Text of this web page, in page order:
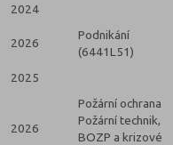
2024
2026
Podnikání
(6441L51)
2025
2026
Požární ochrana
Požární technik,
BOZP a krizové